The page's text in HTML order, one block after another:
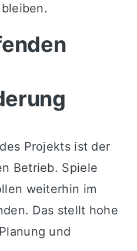
Projekts ist der
Betrieb. Spiele
weiterhin im
Das stellt hohe
und